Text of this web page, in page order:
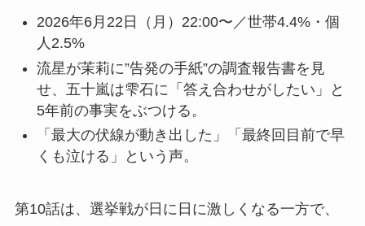
2026年6月22日（月）22:00〜／世帯4.4%・個
人2.5%
流星が茉莉に”告発の手紙”の調査報告書を見
せ、五十嵐は雫石に「答え合わせがしたい」と
5年前の事実をぶつける。
「最大の伏線が動き出した」「最終回目前で早
くも泣ける」という声。
第10話は、選挙戦が日に日に激しくなる一方で、